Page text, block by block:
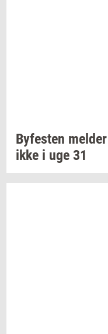
By­fe­sten mel­der
ikke i uge 31